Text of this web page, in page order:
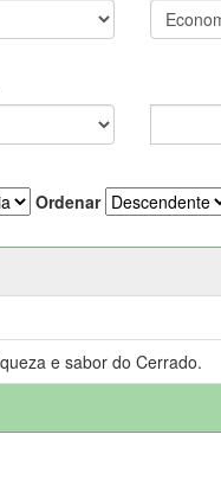
Ordenar
e sabor do Cerrado.